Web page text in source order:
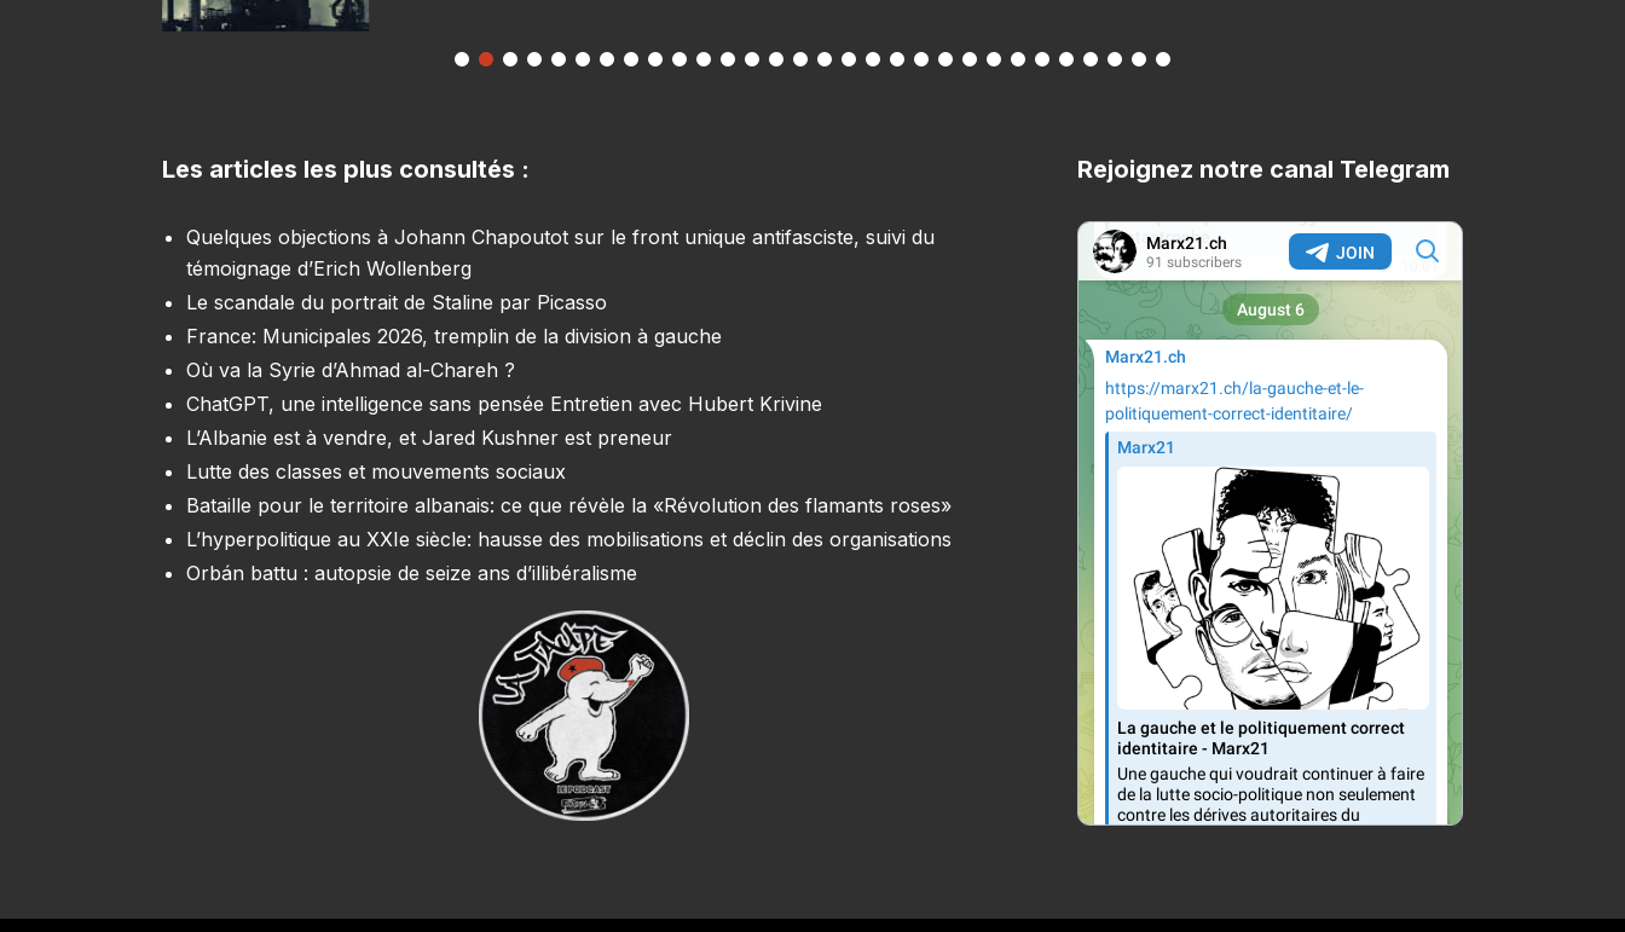
Les articles les plus consultés :
Quelques objections à Johann Chapoutot sur le front unique antifasciste, suivi du
témoignage d’Erich Wollenberg
Le scandale du portrait de Staline par Picasso
France: Municipales 2026, tremplin de la division à gauche
Où va la Syrie d’Ahmad al-Chareh ?
ChatGPT, une intelligence sans pensée Entretien avec Hubert Krivine
L’Albanie est à vendre, et Jared Kushner est preneur
Lutte des classes et mouvements sociaux
Bataille pour le territoire albanais: ce que révèle la «Révolution des flamants roses»
L’hyperpolitique au XXIe siècle: hausse des mobilisations et déclin des organisations
Orbán battu : autopsie de seize ans d’illibéralisme
Rejoignez notre canal Telegram